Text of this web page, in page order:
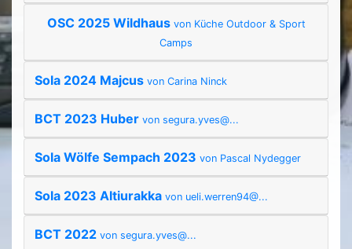
OSC 2025 Wildhaus von Küche Outdoor & Sport
Camps
Sola 2024 Majcus von Carina Ninck
BCT 2023 Huber von segura.yves@...
Sola Wölfe Sempach 2023 von Pascal Nydegger
Sola 2023 Altiurakka von ueli.werren94@...
BCT 2022 von segura.yves@...